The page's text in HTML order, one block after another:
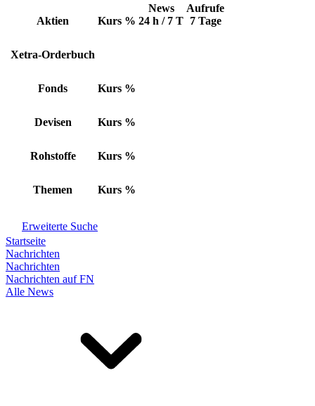
Aktien Kurs %
News
24 h / 7 T
Aufrufe
7 Tage
Xetra-Orderbuch
Fonds Kurs %
Devisen Kurs %
Rohstoffe Kurs %
Themen Kurs %
Erweiterte Suche
Startseite
Nachrichten
Nachrichten
Nachrichten auf FN
Alle News